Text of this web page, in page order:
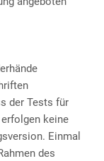
der Tests für
keine
Einmal
des